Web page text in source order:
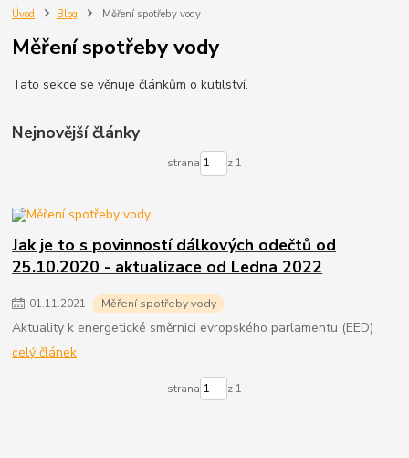
Úvod Blog Měření spotřeby vody
Měření spotřeby vody
Tato sekce se věnuje článkům o kutilství.
Nejnovější články
strana z 1
Jak je to s povinností dálkových odečtů od
25.10.2020 - aktualizace od Ledna 2022
01.11.2021 Měření spotřeby vody
Aktuality k energetické směrnici evropského parlamentu (EED)
celý článek
strana z 1